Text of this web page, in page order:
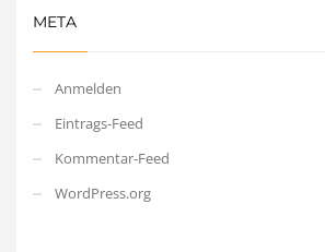
META
Anmelden
Eintrags-Feed
Kommentar-Feed
WordPress.org